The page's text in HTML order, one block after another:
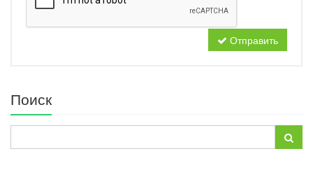
Отправить
Поиск